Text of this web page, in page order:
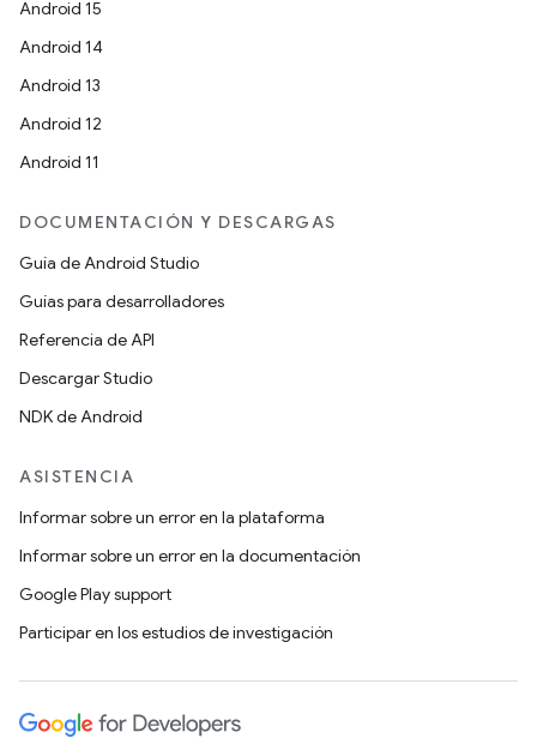
Android 15
Android 14
Android 13
Android 12
Android 11
DOCUMENTACIÓN Y DESCARGAS
Guía de Android Studio
Guías para desarrolladores
Referencia de API
Descargar Studio
NDK de Android
ASISTENCIA
Informar sobre un error en la plataforma
Informar sobre un error en la documentación
Google Play support
Participar en los estudios de investigación